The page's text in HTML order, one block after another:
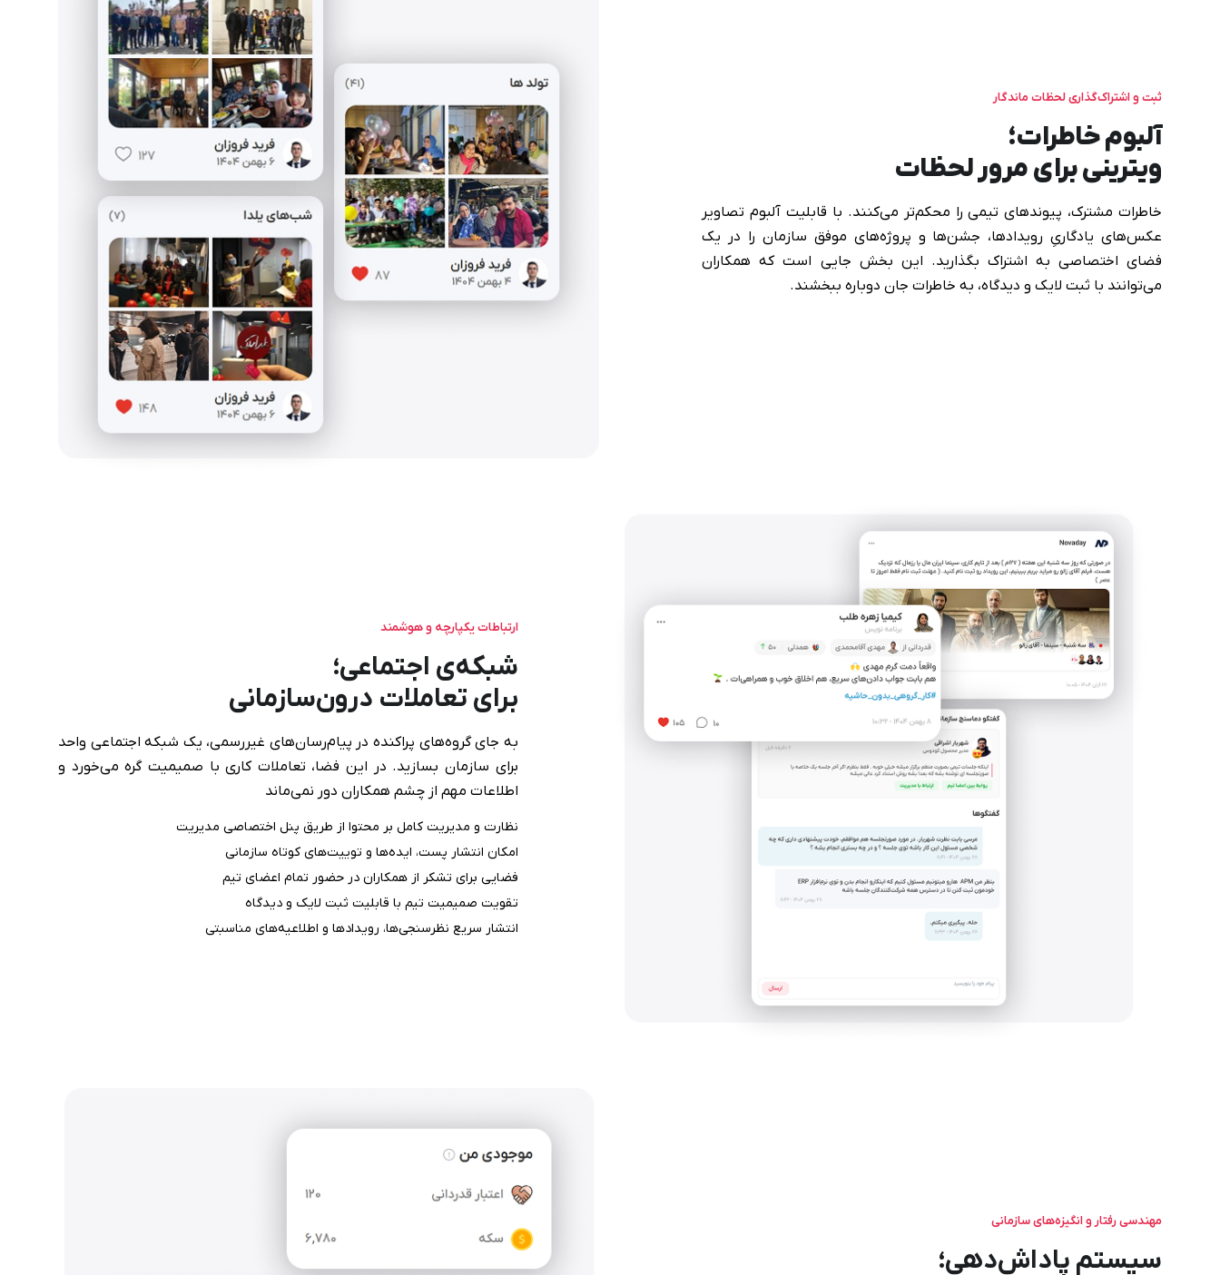
ثبت و اشتراک‌گذاری لحظات ماندگار
آلبوم خاطرات؛
ویترینی برای مرور لحظات
خاطرات مشترک، پیوندهای تیمی را محکم‌تر می‌کنند. با قابلیت آلبوم تصاویر
عکس‌های یادگاریِ رویدادها، جشن‌ها و پروژه‌های موفق سازمان را در یک
فضای اختصاصی به اشتراک بگذارید. این بخش جایی است که همکاران
می‌توانند با ثبت لایک و دیدگاه، به خاطرات جان دوباره ببخشند.
ارتباطات یکپارچه و هوشمند
شبکه‌ی اجتماعی؛
برای تعاملات درون‌سازمانی
به جای گروه‌های پراکنده در پیام‌رسان‌های غیررسمی، یک شبکه اجتماعی واحد
برای سازمان بسازید. در این فضا، تعاملات کاری با صمیمیت گره می‌خورد و
اطلاعات مهم از چشم همکاران دور نمی‌ماند
نظارت و مدیریت کامل بر محتوا از طریق پنل اختصاصی مدیریت
امکان انتشار پست، ایده‌ها و توییت‌های کوتاه سازمانی
فضایی برای تشکر از همکاران در حضور تمام اعضای تیم
تقویت صمیمیت تیم با قابلیت ثبت لایک و دیدگاه
انتشار سریع نظرسنجی‌ها، رویدادها و اطلاعیه‌های مناسبتی
مهندسی رفتار و انگیزه‌های سازمانی
سیستم پاداش‌دهی؛